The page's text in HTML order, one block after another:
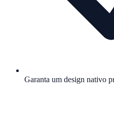
Garanta um design nativo